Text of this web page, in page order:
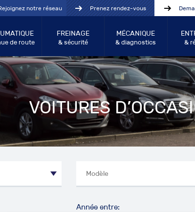
notre réseau Prenez rendez-vous
de route
FREINAGE
& sécurité
MÉCANIQUE
& diagnostics &
VOITURES
Année entre: